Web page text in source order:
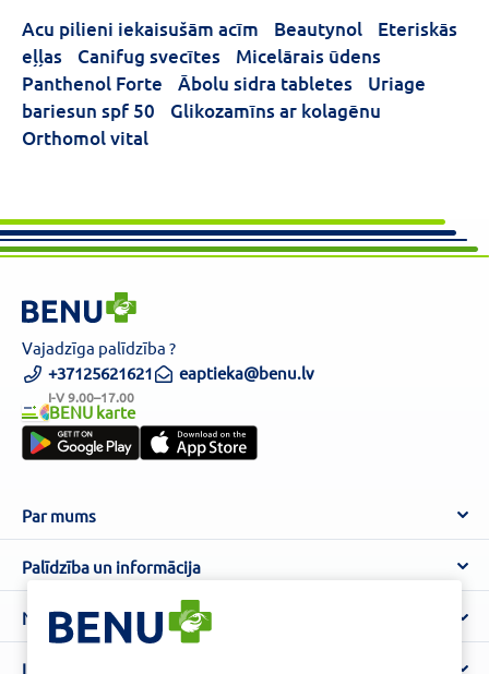
Acu pilieni iekaisušām acīm Beautynol
Eteriskās
eļļas
Canifug svecītes
Micelārais ūdens
Panthenol Forte
Ābolu sidra tabletes
Uriage
bariesun spf 50
Glikozamīns ar kolagēnu
Orthomol vital
Vajadzīga palīdzība ?
+37125621621
I-V 9.00–17.00
eaptieka@benu.lv
BENU karte
Par mums
Par BENU
Benu Blogs
Aptiekas
Palīdzība un informācija
BENU Aptieka kontakti
Piegāde
Noteikumi
Lietošanas noteikumi
Lojalitātes programma